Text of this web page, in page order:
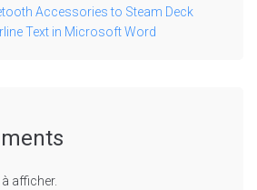
Accessories to Steam Deck
Text in Microsoft Word
afficher.